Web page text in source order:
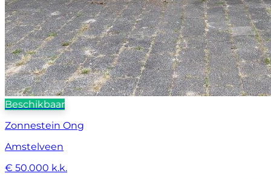
Beschikbaar
Zonnestein Ong
Amstelveen
€ 50.000 k.k.